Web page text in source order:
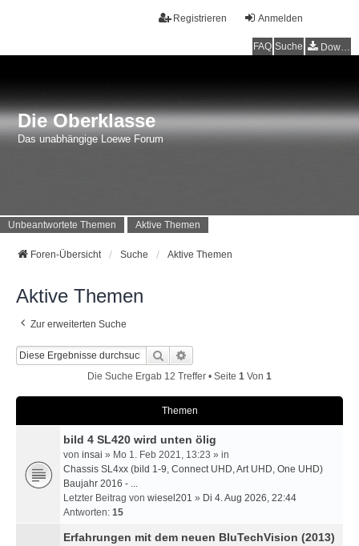
Anmelden
Registrieren
FAQ Suche Downloads
Die Oberklasse
Das unabhängige Loewe Forum
Unbeantwortete Themen Aktive Themen
Foren-Übersicht Suche Aktive Themen
Aktive Themen
Zur erweiterten Suche
Suche
Die Suche Ergab 12 Treffer • Seite 1 Von 1
Themen
bild 4 SL420 wird unten ölig
von insai » Mo 1. Feb 2021, 13:23 » in
Chassis SL4xx (bild 1-9, Connect UHD, Art UHD, One UHD)
Baujahr 2016 - ...
Letzter Beitrag von wiesel201 » Di 4. Aug 2026, 22:44
Antworten: 15
Erfahrungen mit dem neuen BluTechVision (2013)